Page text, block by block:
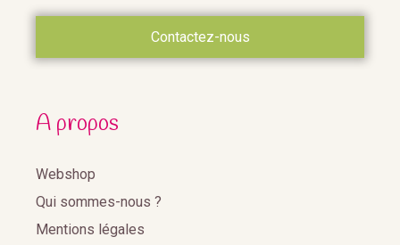
Contactez-nous
A propos
Webshop
Qui sommes-nous ?
Mentions légales